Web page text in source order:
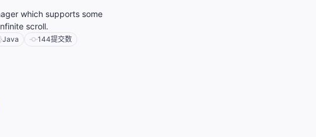
which supports some
scroll.
Java 144提交数